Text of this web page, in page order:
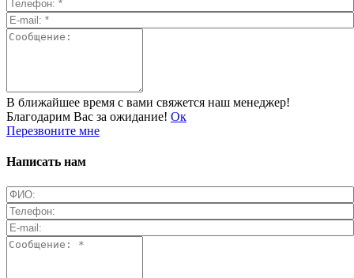
В ближайшее время с вами свяжется наш менеджер!
Благодарим Вас за ожидание! Ок
Перезвоните мне
Написать нам